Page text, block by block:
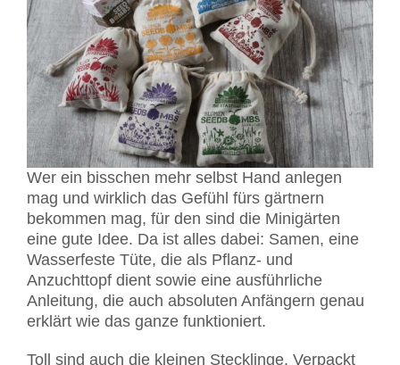
Wer ein bisschen mehr selbst Hand anlegen
mag und wirklich das Gefühl fürs gärtnern
bekommen mag, für den sind die Minigärten
eine gute Idee. Da ist alles dabei: Samen, eine
Wasserfeste Tüte, die als Pflanz- und
Anzuchttopf dient sowie eine ausführliche
Anleitung, die auch absoluten Anfängern genau
erklärt wie das ganze funktioniert.
Toll sind auch die kleinen Stecklinge. Verpackt